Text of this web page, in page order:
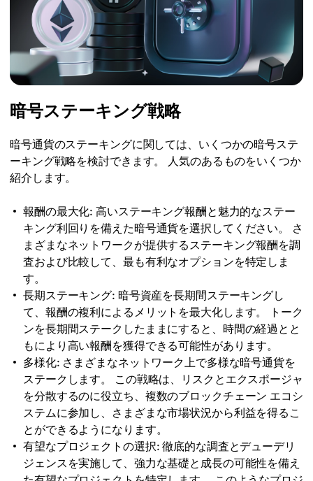
暗号ステーキング戦略
暗号通貨のステーキングに関しては、いくつかの暗号ステ
ーキング戦略を検討できます。 人気のあるものをいくつか
紹介します。
報酬の最大化: 高いステーキング報酬と魅力的なステー
キング利回りを備えた暗号通貨を選択してください。 さ
まざまなネットワークが提供するステーキング報酬を調
査および比較して、最も有利なオプションを特定しま
す。
長期ステーキング: 暗号資産を長期間ステーキングし
て、報酬の複利によるメリットを最大化します。 トーク
ンを長期間ステークしたままにすると、時間の経過とと
もにより高い報酬を獲得できる可能性があります。
多様化: さまざまなネットワーク上で多様な暗号通貨を
ステークします。 この戦略は、リスクとエクスポージャ
を分散するのに役立ち、複数のブロックチェーン エコシ
ステムに参加し、さまざまな市場状況から利益を得るこ
とができるようになります。
有望なプロジェクトの選択: 徹底的な調査とデューデリ
ジェンスを実施して、強力な基礎と成長の可能性を備え